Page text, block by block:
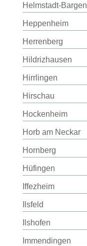
Helmstadt-Bargen
Heppenheim
Herrenberg
Hildrizhausen
Hirrlingen
Hirschau
Hockenheim
Horb am Neckar
Hornberg
Hüfingen
Iffezheim
Ilsfeld
Ilshofen
Immendingen